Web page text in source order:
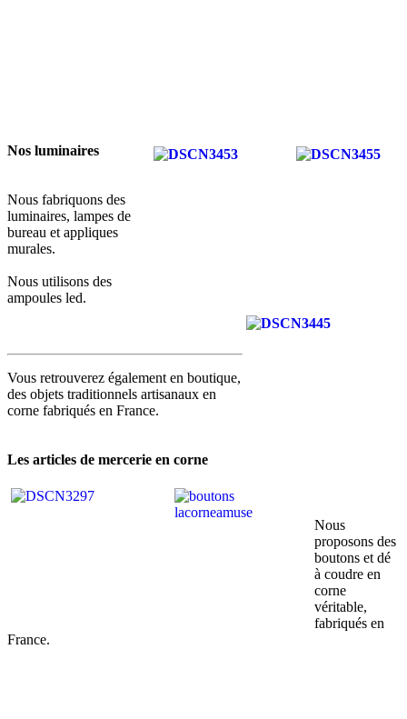
Nos luminaires
Nous fabriquons des
luminaires, lampes de
bureau et appliques
murales.
Nous utilisons des
ampoules led.
Vous retrouverez également en boutique,
des objets traditionnels artisanaux en
corne fabriqués en France.
Les articles de mercerie en corne
Nous
proposons des
boutons et dé
à coudre en
corne
véritable,
fabriqués en
France.